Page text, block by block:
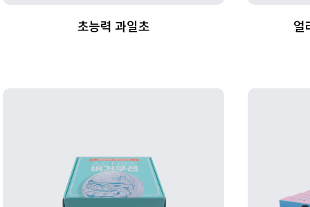
초능력 과일초 얼